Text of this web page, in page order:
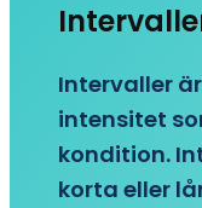
Intervaller
intensitet
kondition.
korta eller